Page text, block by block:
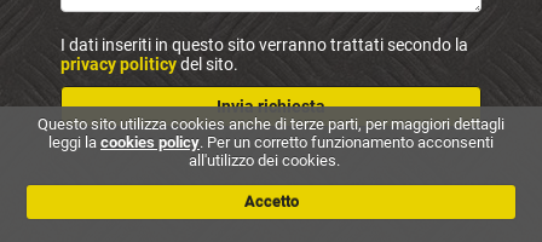
Questo sito utilizza cookies anche di terze parti, per maggiori dettagli
leggi la cookies policy. Per un corretto funzionamento acconsenti
all'utilizzo dei cookies.
Accetto
I dati inseriti in questo sito verranno trattati secondo la
privacy politicydel sito.
Invia richiesta